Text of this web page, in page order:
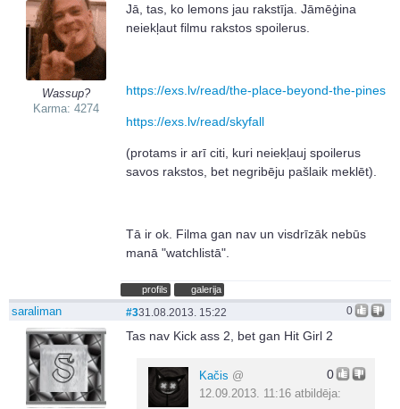
Wassup?
Karma: 4274
Jā, tas, ko lemons jau rakstīja. Jāmēģina
neiekļaut filmu rakstos spoilerus.
https://exs.lv/read/the-place-beyond-the-pines
https://exs.lv/read/skyfall
(protams ir arī citi, kuri neiekļauj spoilerus
savos rakstos, bet negribēju pašlaik meklēt).
Tā ir ok. Filma gan nav un visdrīzāk nebūs
manā "watchlistā".
profils galerija
saraliman 0
#331.08.2013. 15:22
Tas nav Kick ass 2, bet gan Hit Girl 2
0
Kačis @
12.09.2013. 11:16 atbildēja: